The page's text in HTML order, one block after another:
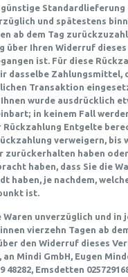
Standardlieferung
und spätestens
ab dem Tag
über Ihren Widerruf
ist. Für diese
dasselbe Zahlungsmittel,
Transaktion
wurde ausdrücklich
in keinem Fall
Rückzahlung Entgelte
verweigern, bis
zurückerhalten haben
haben, dass Sie die
haben, je nachdem,
ist.
Waren unverzüglich und in
vierzehn Tagen ab
den Widerruf dieses
Mindi GmbH, Eugen
48282, Emsdetten